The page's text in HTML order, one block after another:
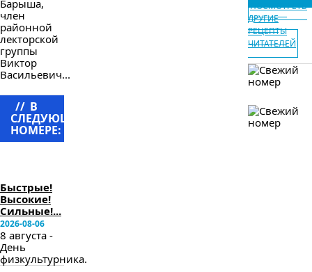
Барыша,
член
районной
лекторской
группы
Виктор
Васильевич...
// В
СЛЕДУЮЩЕМ
НОМЕРЕ:
Быстрые!
Высокие!
Сильные!...
2026-08-06
8 августа -
День
физкультурника.
ПОСМОТРЕТЬ
ДРУГИЕ
РЕЦЕПТЫ
ЧИТАТЕЛЕЙ